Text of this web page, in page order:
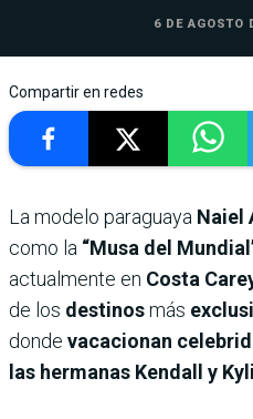
6 DE AGOSTO
Compartir en redes
La modelo paraguaya Naiel
como la “Musa del
actualmente en Costa
de los destinosmás
donde vacacionan
las hermanas Kendall y